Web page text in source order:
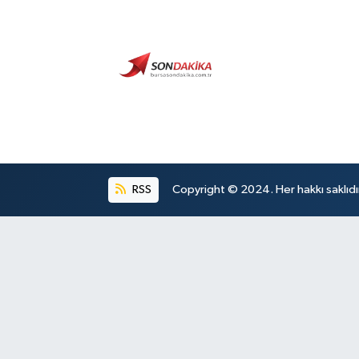
RSS Copyright © 2024. Her hakkı